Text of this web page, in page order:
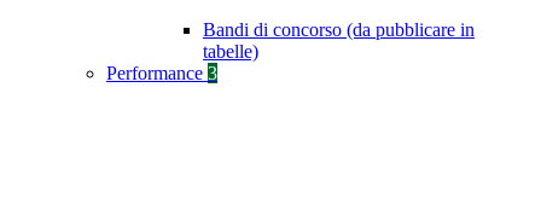
Bandi di concorso (da pubblicare in
tabelle)
Performance 3